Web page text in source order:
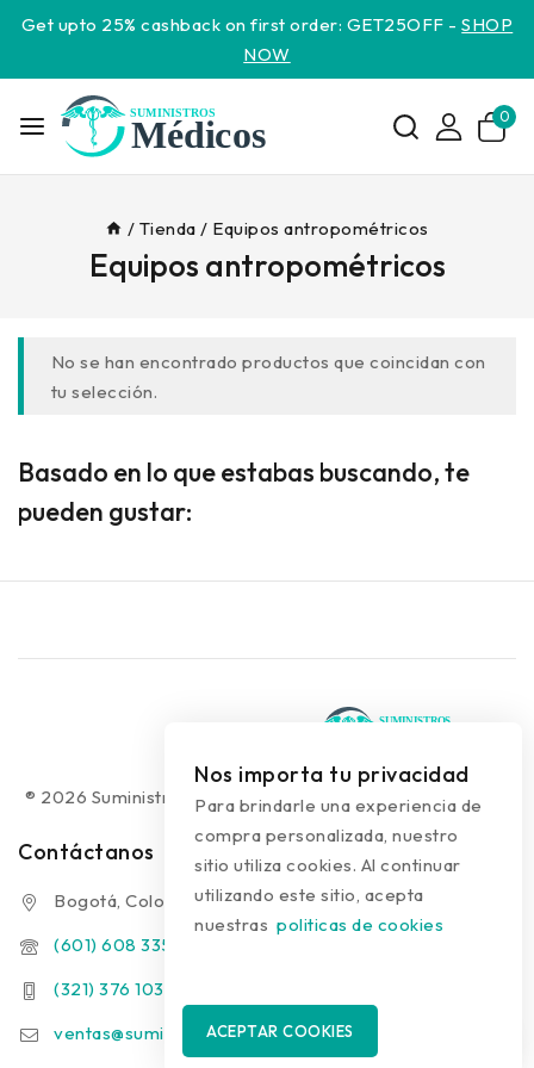
Get upto 25% cashback on first order: GET25OFF -SHOP
NOW
0
/ Tienda / Equipos antropométricos
Equipos antropométricos
No se han encontrado productos que coincidan con
tu selección.
Basado en lo que estabas buscando, te
pueden gustar:
® 2026 Suministros Médicos Diseño web: colguía.com.co
Contáctanos
Bogotá, Colombia
(601) 608 3354
(321) 376 1031 - (313) 289 9910
ventas@suministrosmedicos.co
Nos importa tu privacidad
Para brindarle una experiencia de
compra personalizada, nuestro
sitio utiliza cookies. Al continuar
utilizando este sitio, acepta
nuestras politicas de cookies
ACEPTAR COOKIES